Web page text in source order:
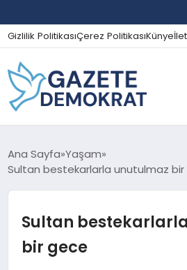
Gizlilik PolitikasıÇerez PolitikasıKünye
GÜNDEM
SPOR
Ana Sayfa Yaşam
Sultan bestekarlarla unutulmaz
Sultan
bir gece